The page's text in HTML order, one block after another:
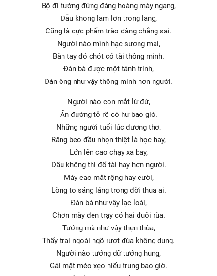
Bộ đi tướng đứng đàng hoàng mày ngang,
Dẫu không làm lớn trong làng,
Cũng là cực phẩm trào đàng chẳng sai.
Người nào mình hạc sương mai,
Bàn tay đỏ chót có tài thông minh.
Đàn bà được một tánh trinh,
Đàn ông như vậy thông minh hơn người.
Người nào con mắt lừ đừ,
Ấn đường tỏ rõ có hư bao giờ.
Những người tuổi lúc đương thơ,
Răng beo đầu nhọn thiệt là học hay,
Lớn lên cao chạy xa bay,
Dầu không thi đổ tài hay hơn người.
Mày cao mắt rộng hay cười,
Lòng to sáng láng trong đời thua ai.
Đàn bà như vậy lạc loài,
Chơn mày đen trạy có hai đuôi rùa.
Tướng mà như vậy thẹn thùa,
Thấy trai ngoài ngõ rượt đùa không dung.
Người nào tướng dữ tướng hung,
Gái mặt méo xẹo hiếu trung bao giờ.